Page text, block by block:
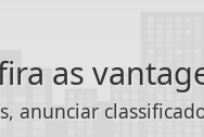
as
anunciar